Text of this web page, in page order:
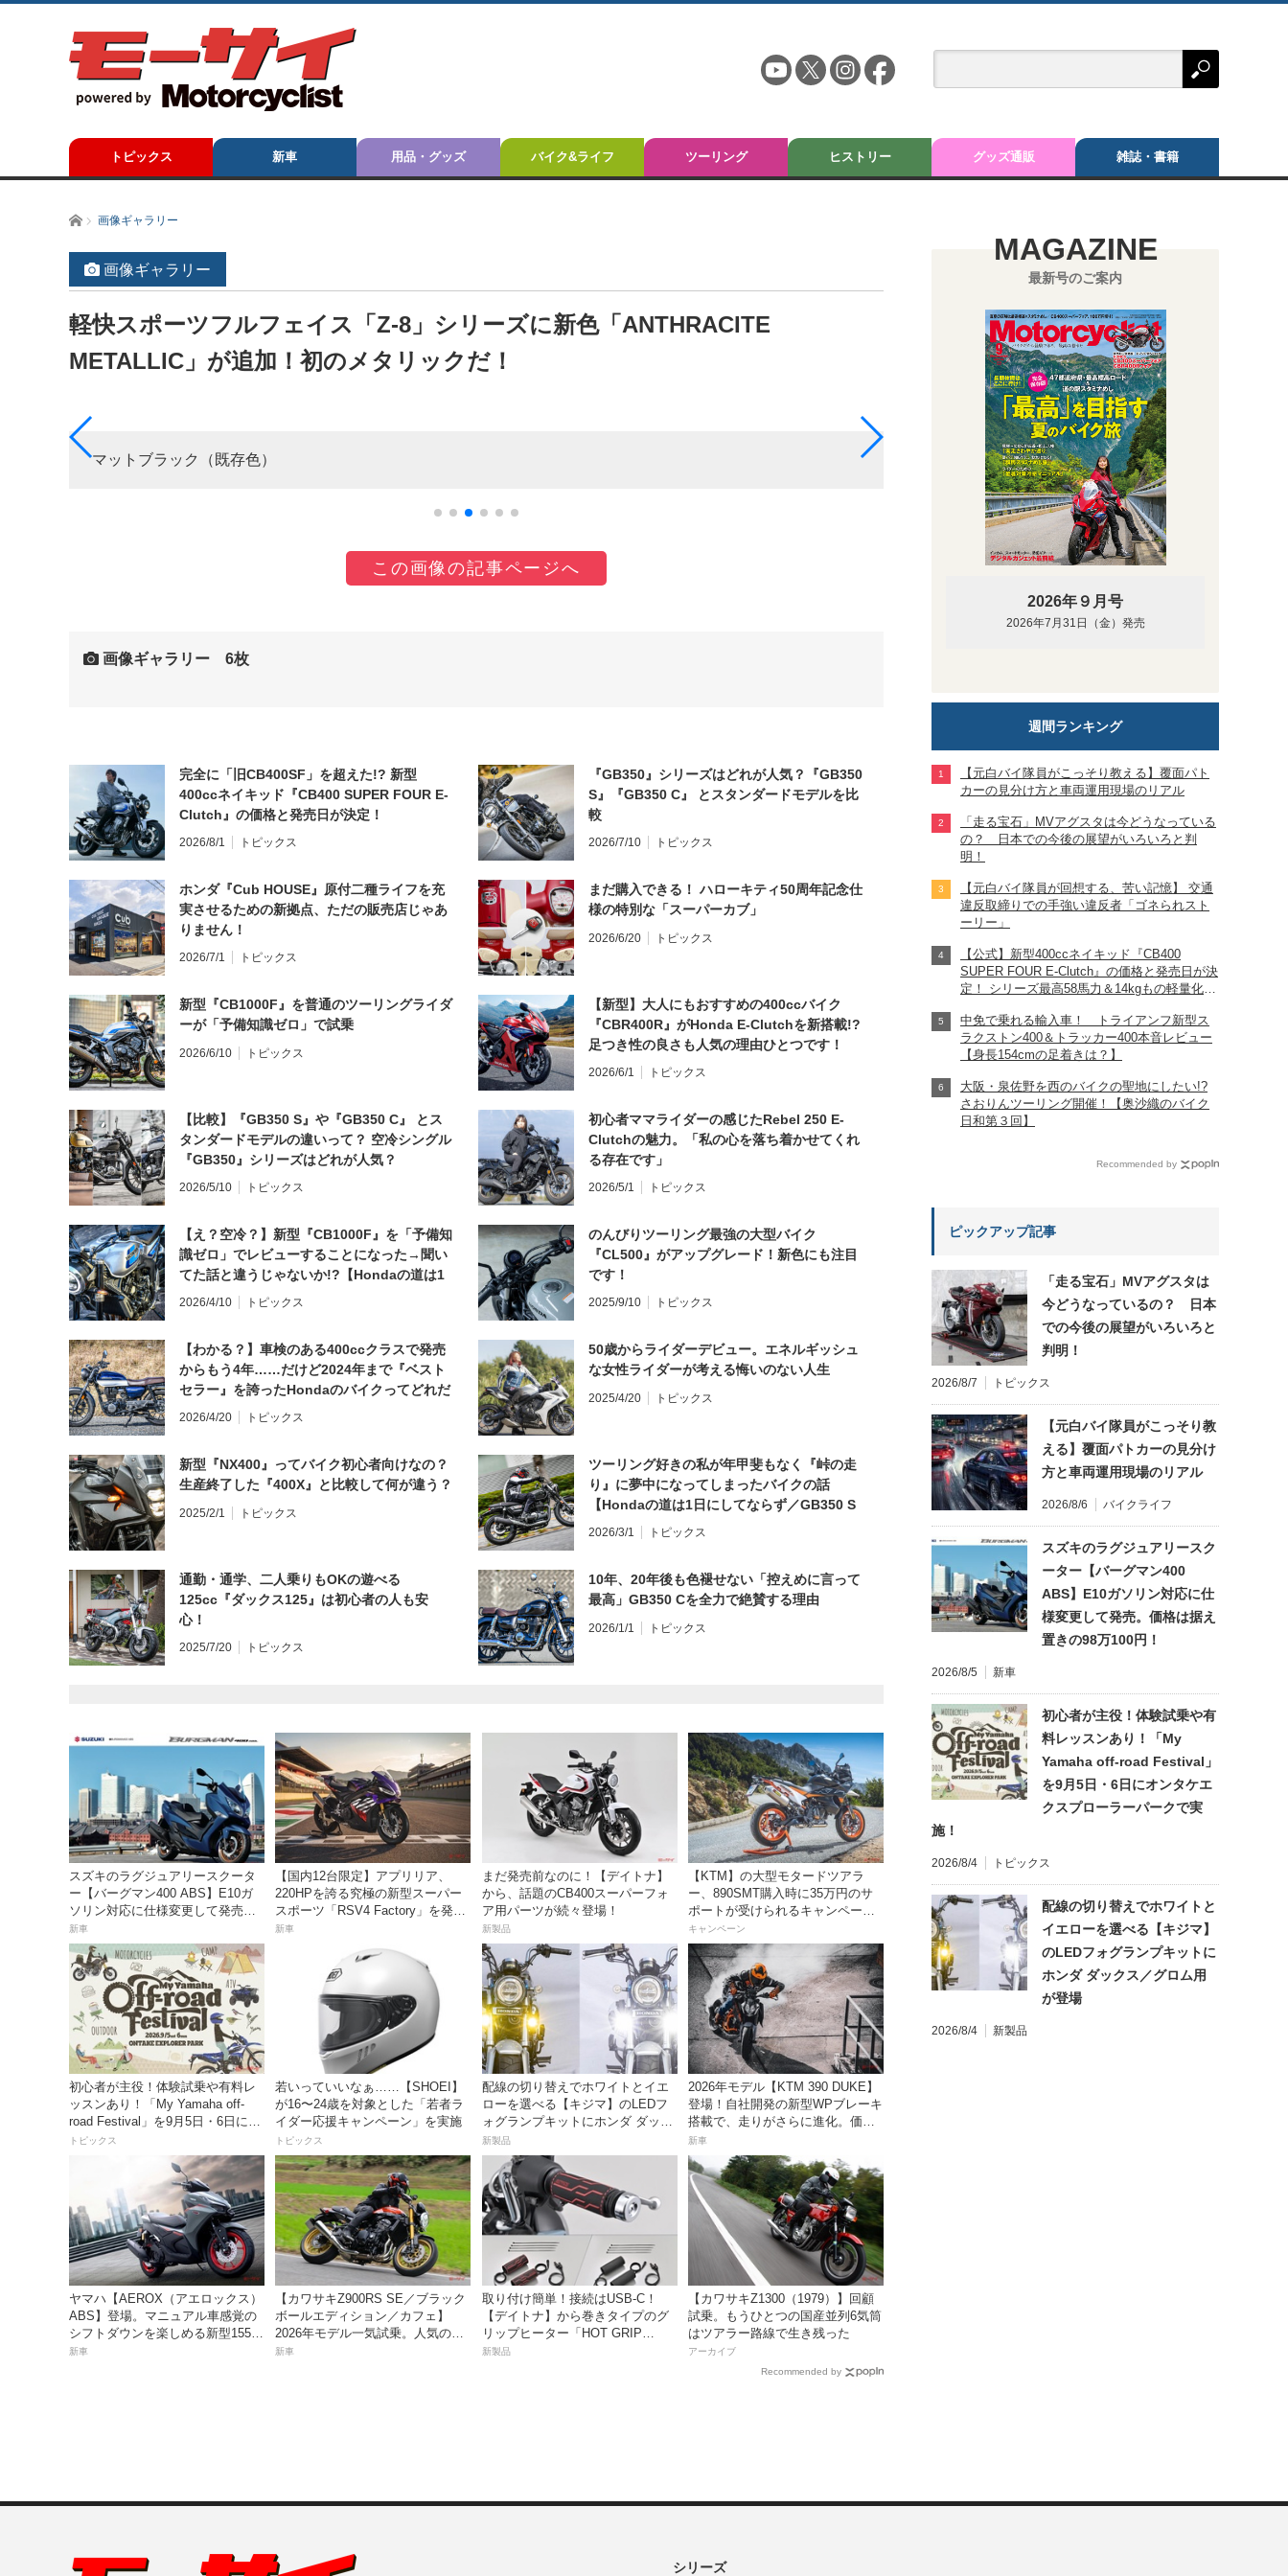
トピックス 新車 用品・グッズ バイク&ライフ ツーリング ヒストリー グッズ通販 雑誌・書籍
ホーム画像ギャラリー
画像ギャラリー
軽快スポーツフルフェイス「Z-8」シリーズに新色「ANTHRACITE
METALLIC」が追加！初のメタリックだ！
マットブラック（既存色） バサルトグレー（既存色）
この画像の記事ページへ
画像ギャラリー 6枚
完全に「旧CB400SF」を超えた!? 新型
400ccネイキッド『CB400 SUPER FOUR E-
Clutch』の価格と発売日が決定！
2026/8/1 トピックス
『GB350』シリーズはどれが人気？『GB350
S』『GB350 C』 とスタンダードモデルを比
較
2026/7/10 トピックス
ホンダ『Cub HOUSE』原付二種ライフを充
実させるための新拠点、ただの販売店じゃあ
りません！
2026/7/1 トピックス
まだ購入できる！ ハローキティ50周年記念仕
様の特別な「スーパーカブ」
2026/6/20 トピックス
新型『CB1000F』を普通のツーリングライダ
ーが「予備知識ゼロ」で試乗
2026/6/10 トピックス
【新型】大人にもおすすめの400ccバイク
『CBR400R』がHonda E-Clutchを新搭載!?
足つき性の良さも人気の理由ひとつです！
2026/6/1 トピックス
【比較】『GB350 S』や『GB350 C』 とス
タンダードモデルの違いって？ 空冷シングル
『GB350』シリーズはどれが人気？
2026/5/10 トピックス
初心者ママライダーの感じたRebel 250 E-
Clutchの魅力。「私の心を落ち着かせてくれ
る存在です」
2026/5/1 トピックス
【え？空冷？】新型『CB1000F』を「予備知
識ゼロ」でレビューすることになった→聞い
てた話と違うじゃないか!?【Hondaの道は1
日にしてならず／CB1000F ①第一印象 編】
2026/4/10 トピックス
のんびりツーリング最強の大型バイク
『CL500』がアップグレード！新色にも注目
です！
2025/9/10 トピックス
【わかる？】車検のある400ccクラスで発売
からもう4年……だけど2024年まで『ベスト
セラー』を誇ったHondaのバイクってどれだ
と思う？
2026/4/20 トピックス
50歳からライダーデビュー。エネルギッシュ
な女性ライダーが考える悔いのない人生
2025/4/20 トピックス
新型『NX400』ってバイク初心者向けなの？
生産終了した『400X』と比較して何が違う？
2025/2/1 トピックス
ツーリング好きの私が年甲斐もなく『峠の走
り』に夢中になってしまったバイクの話
【Hondaの道は1日にしてならず／GB350 S
インプレ・レビュー 前編】
2026/3/1 トピックス
通勤・通学、二人乗りもOKの遊べる
125cc『ダックス125』は初心者の人も安
心！
2025/7/20 トピックス
10年、20年後も色褪せない「控えめに言って
最高」GB350 Cを全力で絶賛する理由
2026/1/1 トピックス
スズキのラグジュアリースクータ
ー【バーグマン400 ABS】E10ガ
ソリン対応に仕様変更して発売。
価格は据え置きの98万100円！
新車
【国内12台限定】アプリリア、
220HPを誇る究極の新型スーパー
スポーツ「RSV4 Factory」を発
売。価格363万円！
新車
まだ発売前なのに！【デイトナ】
から、話題のCB400スーパーフォ
ア用パーツが続々登場！
新製品
【KTM】の大型モタードツアラ
ー、890SMT購入時に35万円のサ
ポートが受けられるキャンペーン
を実施中！
キャンペーン
初心者が主役！体験試乗や有料レ
ッスンあり！「My Yamaha off-
road Festival」を9月5日・6日にオ
ンタケエクスプローラーパークで
トピックス
若いっていいなぁ……【SHOEI】
が16〜24歳を対象とした「若者ラ
イダー応援キャンペーン」を実施
トピックス
配線の切り替えでホワイトとイエ
ローを選べる【キジマ】のLEDフ
ォグランプキットにホンダ ダック
ス／グロム用が登場
新製品
2026年モデル【KTM 390 DUKE】
登場！自社開発の新型WPブレーキ
搭載で、走りがさらに進化。価格
82万9000円で7月発売開始
新車
ヤマハ【AEROX（アエロックス）
ABS】登場。マニュアル車感覚の
シフトダウンを楽しめる新型155cc
スポーツスクーター8月31日発売。
新車
【カワサキZ900RS SE／ブラック
ボールエディション／カフェ】
2026年モデル一気試乗。人気の国
産ネオレトロモデルが扱いやすく
新車
取り付け簡単！接続はUSB-C！
【デイトナ】から巻きタイプのグ
リップヒーター「HOT GRIP
WRAP HEAT」が登場
新製品
【カワサキZ1300（1979）】回顧
試乗。もうひとつの国産並列6気筒
はツアラー路線で生き残った
アーカイブ
Recommended by
MAGAZINE
最新号のご案内
2026年９月号
2026年7月31日（金）発売
週間ランキング
【元白バイ隊員がこっそり教える】覆面パト
カーの見分け方と車両運用現場のリアル
「走る宝石」MVアグスタは今どうなっている
の？ 日本での今後の展望がいろいろと判
明！
【元白バイ隊員が回想する、苦い記憶】 交通
違反取締りでの手強い違反者「ゴネられスト
ーリー」
【公式】新型400ccネイキッド『CB400
SUPER FOUR E-Clutch』の価格と発売日が決
定！ シリーズ最高58馬力＆14kgもの軽量化!?
【Honda2026新車ニュース】
中免で乗れる輸入車！ トライアンフ新型ス
ラクストン400＆トラッカー400本音レビュー
【身長154cmの足着きは？】
大阪・泉佐野を西のバイクの聖地にしたい!?
さおりんツーリング開催！【奥沙織のバイク
日和第３回】
Recommended by
ピックアップ記事
「走る宝石」MVアグスタは
今どうなっているの？ 日本
での今後の展望がいろいろと
判明！
2026/8/7 トピックス
【元白バイ隊員がこっそり教
える】覆面パトカーの見分け
方と車両運用現場のリアル
2026/8/6 バイクライフ
スズキのラグジュアリースク
ーター【バーグマン400
ABS】E10ガソリン対応に仕
様変更して発売。価格は据え
置きの98万100円！
2026/8/5 新車
初心者が主役！体験試乗や有
料レッスンあり！「My
Yamaha off-road Festival」
を9月5日・6日にオンタケエ
クスプローラーパークで実
施！
2026/8/4 トピックス
配線の切り替えでホワイトと
イエローを選べる【キジマ】
のLEDフォグランプキットに
ホンダ ダックス／グロム用
が登場
2026/8/4 新製品
シリーズ